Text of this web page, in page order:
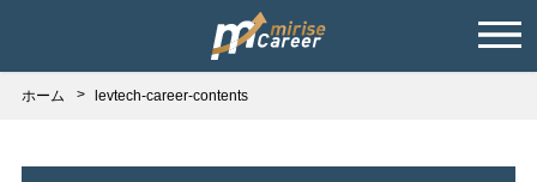
ホーム levtech-career-contents